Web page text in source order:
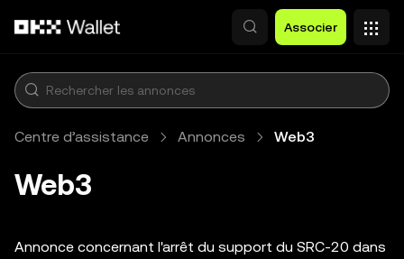
Associer
Centre d’assistance Annonces Web3
Web3
Annonce concernant l'arrêt du support du SRC-20 dans